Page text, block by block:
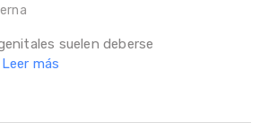
suelen deberse
Leer más